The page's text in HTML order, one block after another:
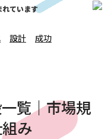
ています
設計 成功
覧｜市場規
み